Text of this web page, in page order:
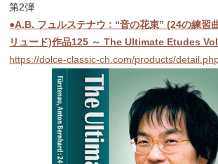
第2弾
●A.B. フュルステナウ : “音の花束” (24の練習
リュード)作品125 ～ The Ultimate Etudes
https://dolce-classic-ch.com/products/